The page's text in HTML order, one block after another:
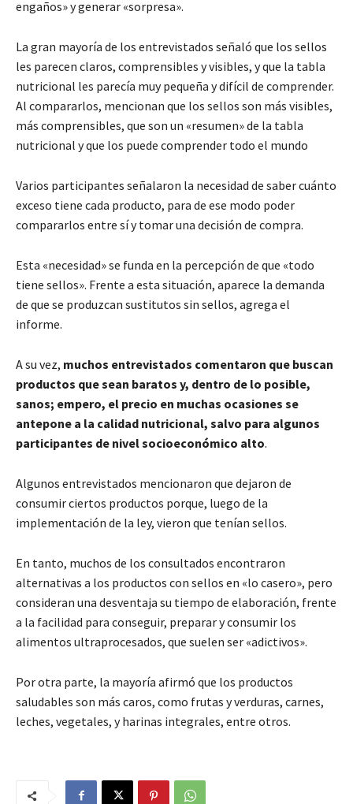
engaños» y generar «sorpresa».
La gran mayoría de los entrevistados señaló que los sellos
les parecen claros, comprensibles y visibles, y que la tabla
nutricional les parecía muy pequeña y difícil de comprender.
Al compararlos, mencionan que los sellos son más visibles,
más comprensibles, que son un «resumen» de la tabla
nutricional y que los puede comprender todo el mundo
Varios participantes señalaron la necesidad de saber cuánto
exceso tiene cada producto, para de ese modo poder
compararlos entre sí y tomar una decisión de compra.
Esta «necesidad» se funda en la percepción de que «todo
tiene sellos». Frente a esta situación, aparece la demanda
de que se produzcan sustitutos sin sellos, agrega el
informe.
A su vez, muchos entrevistados comentaron que buscan
productos que sean baratos y, dentro de lo posible,
sanos; empero, el precio en muchas ocasiones se
antepone a la calidad nutricional, salvo para algunos
participantes de nivel socioeconómico alto.
Algunos entrevistados mencionaron que dejaron de
consumir ciertos productos porque, luego de la
implementación de la ley, vieron que tenían sellos.
En tanto, muchos de los consultados encontraron
alternativas a los productos con sellos en «lo casero», pero
consideran una desventaja su tiempo de elaboración, frente
a la facilidad para conseguir, preparar y consumir los
alimentos ultraprocesados, que suelen ser «adictivos».
Por otra parte, la mayoría afirmó que los productos
saludables son más caros, como frutas y verduras, carnes,
leches, vegetales, y harinas integrales, entre otros.